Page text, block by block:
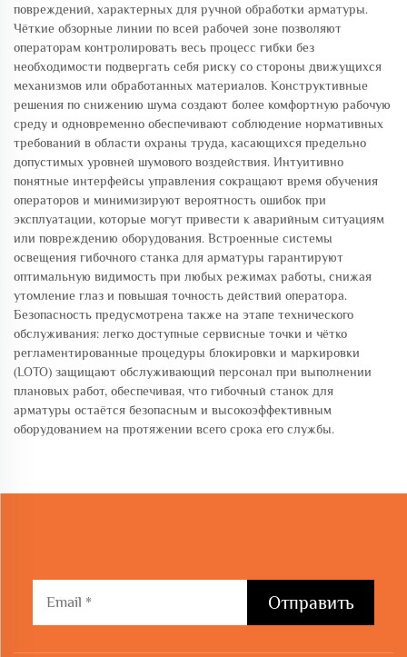
повреждений, характерных для ручной обработки арматуры.
Чёткие обзорные линии по всей рабочей зоне позволяют
операторам контролировать весь процесс гибки без
необходимости подвергать себя риску со стороны движущихся
механизмов или обработанных материалов. Конструктивные
решения по снижению шума создают более комфортную рабочую
среду и одновременно обеспечивают соблюдение нормативных
требований в области охраны труда, касающихся предельно
допустимых уровней шумового воздействия. Интуитивно
понятные интерфейсы управления сокращают время обучения
операторов и минимизируют вероятность ошибок при
эксплуатации, которые могут привести к аварийным ситуациям
или повреждению оборудования. Встроенные системы
освещения гибочного станка для арматуры гарантируют
оптимальную видимость при любых режимах работы, снижая
утомление глаз и повышая точность действий оператора.
Безопасность предусмотрена также на этапе технического
обслуживания: легко доступные сервисные точки и чётко
регламентированные процедуры блокировки и маркировки
(LOTO) защищают обслуживающий персонал при выполнении
плановых работ, обеспечивая, что гибочный станок для
арматуры остаётся безопасным и высокоэффективным
оборудованием на протяжении всего срока его службы.
Отправить